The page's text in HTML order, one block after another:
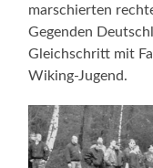
marschierten
Gegenden
Gleichschritt mit
Wiking-Jugend.